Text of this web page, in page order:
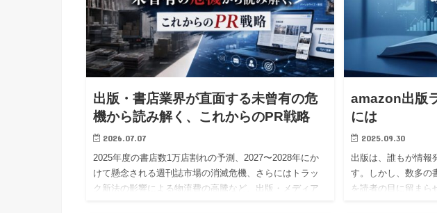
出版・書店業界が直面する未曾有の危
機から読み解く、これからのPR戦略
2026.07.07
2025年度の書店数1万店割れの予測、2027〜2028年にか
けて懸念される週刊誌市場の消滅危機、さらにはトラッ
ク新法の影響による物流費の高騰など、出版・メディア
amazon出版
には
2025.09.30
出版は、誰もが情報
す。しかし、数多の
を読者の目に留まら